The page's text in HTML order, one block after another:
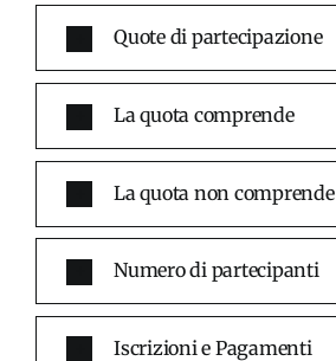
Quote di partecipazione
La quota comprende
La quota non comprende
Numero di partecipanti
Iscrizioni e Pagamenti